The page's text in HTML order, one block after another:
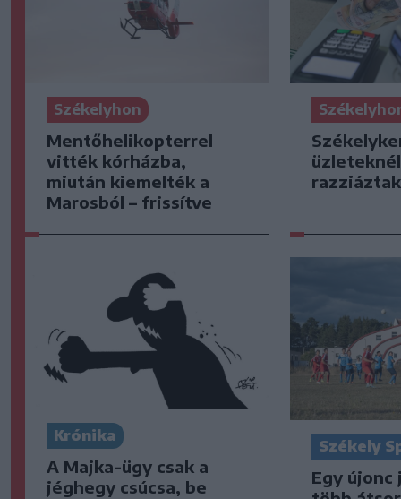
Székelyhon
Mentőhelikopterrel
vitték kórházba,
miután kiemelték a
Marosból – frissítve
Krónika
A Majka-ügy csak a
jéghegy csúcsa, be
Székely
Egy